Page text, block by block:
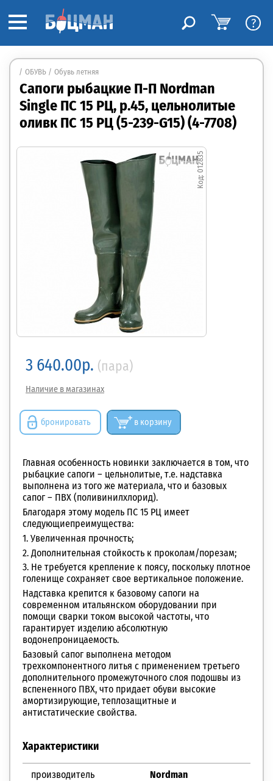
?
ОБУВЬ Обувь летняя
Сапоги рыбацкие П-П Nordman
Single ПС 15 РЦ, р.45, цельнолитые
оливк ПС 15 РЦ (5-239-G15) (4-7708)
012835
3 640.00р. (пара)
Наличие в магазинах
бронировать в корзину
Главная особенность новинки заключается в том, что
рыбацкие сапоги – цельнолитые, т.е. надставка
выполнена из того же материала, что и базовых
сапог – ПВХ (поливинилхлорид).
Благодаря этому модель ПС 15 РЦ имеет
следующиепреимущества:
1. Увеличенная прочность;
2. Дополнительная стойкость к проколам/порезам;
3. Не требуется крепление к поясу, поскольку плотное
голенище сохраняет свое вертикальное положение.
Надставка крепится к базовому сапоги на
современном итальянском оборудовании при
помощи сварки током высокой частоты, что
гарантирует изделию абсолютную
водонепроницаемость.
Базовый сапог выполнена методом
трехкомпонентного литья с применением третьего
дополнительного промежуточного слоя подошвы из
вспененного ПВХ, что придает обуви высокие
амортизирующие, теплозащитные и
антистатические свойства.
Характеристики
производитель
Nordman